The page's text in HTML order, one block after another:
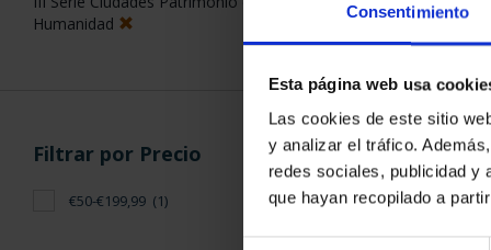
Consentimiento
Esta página web usa
Las cookies de este sitio
y analizar el tráfico.
redes sociales, publicidad y
que hayan recopilado a
Humanidad
Filtrar por Precio
€50-€199,99 (1)
CIUDADES